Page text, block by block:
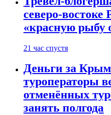
северо-востоке
«красную рыбу
21 час спустя
Деньги за Крым
туроператоры
отменённых
занять полгода